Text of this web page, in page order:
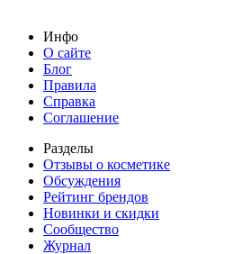
Инфо
О сайте
Блог
Правила
Справка
Соглашение
Разделы
Отзывы о косметике
Обсуждения
Рейтинг брендов
Новинки и скидки
Сообщество
Журнал